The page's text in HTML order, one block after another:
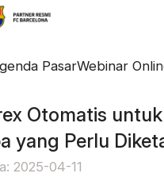
PasarWebinar
Otomatis untuk
yang Perlu
2025-04-11